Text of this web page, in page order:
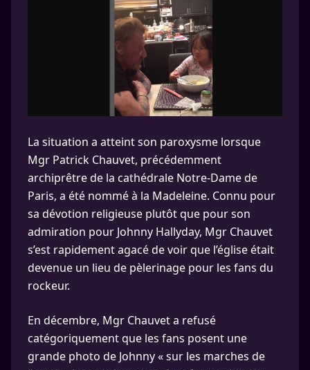
La situation a atteint son paroxysme lorsque
Mgr Patrick Chauvet, précédemment
archiprêtre de la cathédrale Notre-Dame de
Paris, a été nommé à la Madeleine. Connu pour
sa dévotion religieuse plutôt que pour son
admiration pour Johnny Hallyday, Mgr Chauvet
s’est rapidement agacé de voir que l’église était
devenue un lieu de pèlerinage pour les fans du
rockeur.
En décembre, Mgr Chauvet a refusé
catégoriquement que les fans posent une
grande photo de Johnny « sur les marches de